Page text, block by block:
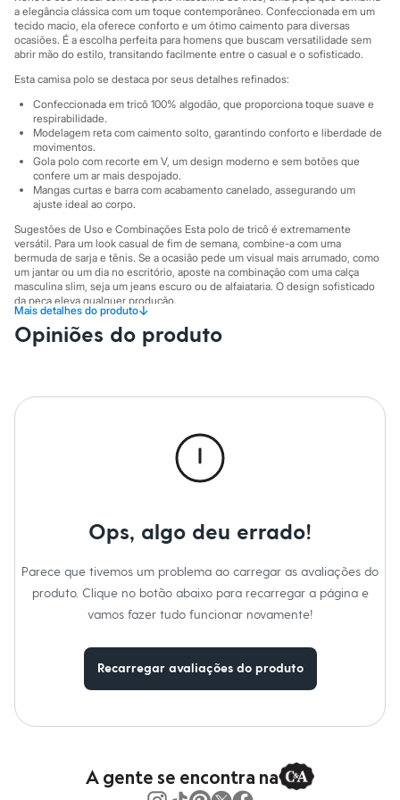
Sawary
Yessica
Moda esportiva
Acessórios
Calçados
Leggings
Shorts e Bermudas
Tops
Moda íntima
Calcinhas
Cintas e Modeladores
Meias
Pijamas
Sutiãs e Tops
Moda praia
Biquínis
Maiôs
Saídas de praia
Personagens
Plus size
Blusas e Camisetas
Moda esportiva
Camisas
Calças
Camisetas e Regatas
Casacos e Jaquetas
Bolsas e Mochilas
Chapéus e Bonés
Cintos
Carteiras
a elegância clássica com um toque contemporâneo. Confeccionada em um
tecido macio, ela oferece conforto e um ótimo caimento para diversas
ocasiões. É a escolha perfeita para homens que buscam versatilidade sem
abrir mão do estilo, transitando facilmente entre o casual e o sofisticado.
Esta camisa polo se destaca por seus detalhes refinados:
Confeccionada em tricô 100% algodão, que proporciona toque suave e
respirabilidade.
Modelagem reta com caimento solto, garantindo conforto e liberdade de
movimentos.
Gola polo com recorte em V, um design moderno e sem botões que
confere um ar mais despojado.
Mangas curtas e barra com acabamento canelado, assegurando um
ajuste ideal ao corpo.
Sugestões de Uso e Combinações Esta polo de tricô é extremamente
versátil. Para um look casual de fim de semana, combine-a com uma
bermuda de sarja e tênis. Se a ocasião pede um visual mais arrumado, como
um jantar ou um dia no escritório, aposte na combinação com uma calça
masculina slim, seja um jeans escuro ou de alfaiataria. O design sofisticado
da peça eleva qualquer produção.
A gente se encontra na C&A! ❤
Mais detalhes do produto↓
Opiniões do produto
Ops, algo deu errado!
Parece que tivemos um problema ao carregar as avaliações do
produto. Clique no botão abaixo para recarregar a página e
vamos fazer tudo funcionar novamente!
Recarregar avaliações do produto
A gente se encontra na